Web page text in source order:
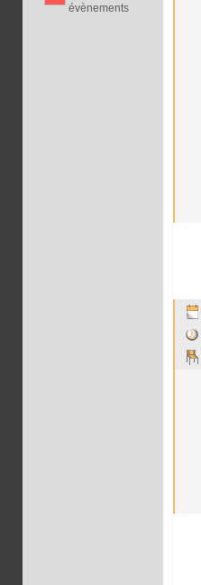
évènements